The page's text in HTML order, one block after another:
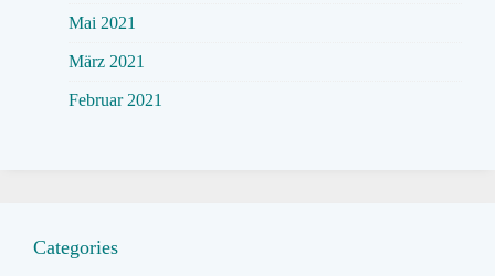
Mai 2021
März 2021
Februar 2021
Categories